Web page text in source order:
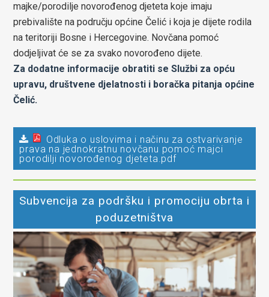
majke/porodilje novorođenog djeteta koje imaju
prebivalište na području općine Čelić i koja je dijete rodila
na teritoriji Bosne i Hercegovine. Novčana pomoć
dodjeljivat će se za svako novorođeno dijete.
Za dodatne informacije obratiti se Službi za opću
upravu, društvene djelatnosti i boračka pitanja općine
Čelić.
Odluka o uslovima i načinu za ostvarivanje
prava na jednokratnu novčanu pomoć majci
porodilji novorođenog djeteta.pdf
Subvencija za podršku i promociju obrta i
poduzetništva